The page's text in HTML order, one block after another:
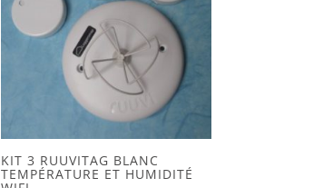
KIT 3 RUUVITAG BLANC
TEMPÉRATURE ET HUMIDITÉ